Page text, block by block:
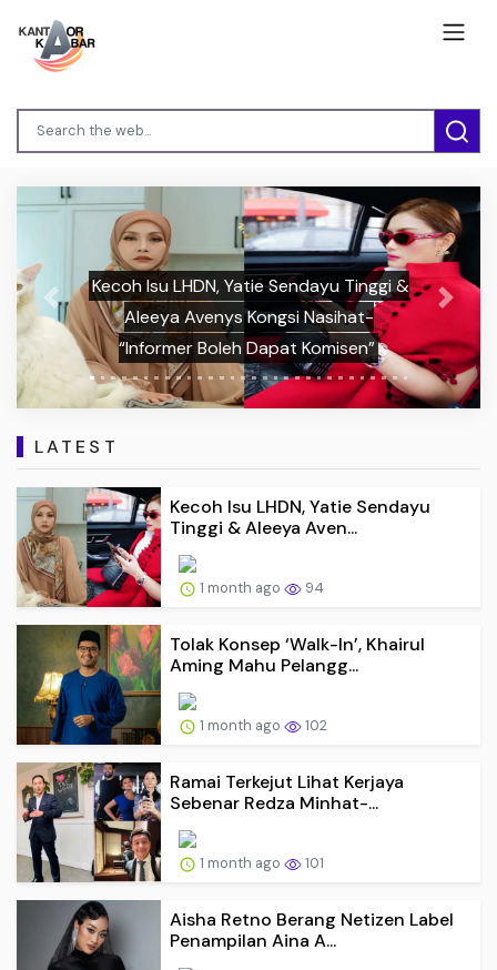
Kecoh Isu LHDN, Yatie Sendayu Tinggi &
Aleeya Avenys Kongsi Nasihat-
“Informer Boleh Dapat Komisen”
Previous Next
LATEST
Kecoh Isu LHDN, Yatie Sendayu
Tinggi & Aleeya Aven...
1 month ago 94
Tolak Konsep ‘Walk-In’, Khairul
Aming Mahu Pelangg...
1 month ago 102
Ramai Terkejut Lihat Kerjaya
Sebenar Redza Minhat-...
1 month ago 101
Aisha Retno Berang Netizen Label
Penampilan Aina A...